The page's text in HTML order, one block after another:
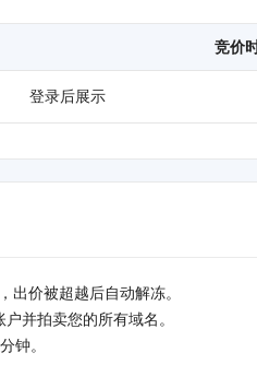
竞价
登录后展示
出价被超越后自动解冻。
并拍卖您的所有域名。
钟。